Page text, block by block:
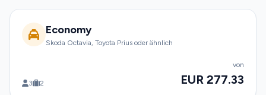
Economy
Skoda Octavia, Toyota Prius oder ähnlich
3 2
von
EUR 277.33